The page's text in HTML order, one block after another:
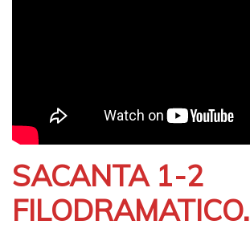
SACANTA 1-2
FILODRAMATICO.